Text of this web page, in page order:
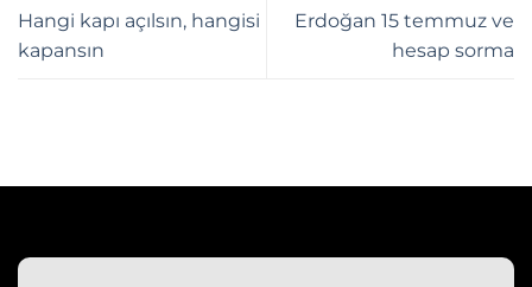
Hangi kapı açılsın, hangisi
kapansın
Erdoğan 15 temmuz ve
hesap sorma